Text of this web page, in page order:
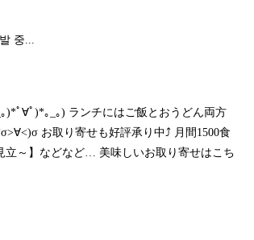
중...
ﾟ∀ﾟ)*｡_｡) ランチにはご飯とおうどん両方
お取り寄せも好評承り中⤴️ 月間1500食
～】などなど… 美味しいお取り寄せはこち